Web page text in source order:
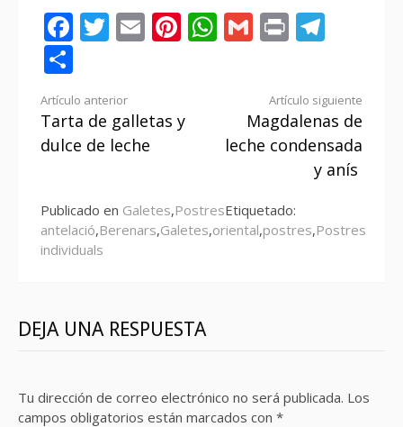
Facebook
Twitter
EmailPinterest
WhatsApp
Gmail
Print
Seguir
leyendo
Artículo anterior
Tarta de galletas y
dulce de leche
Artículo siguiente
Magdalenas de
leche condensada
y anís
Publicado en Galetes,PostresEtiquetado:
antelació,Berenars,Galetes,oriental,postres,Postres
individuals
DEJA UNA RESPUESTA
Tu dirección de correo electrónico no será publicada. Los
campos obligatorios están marcados con *